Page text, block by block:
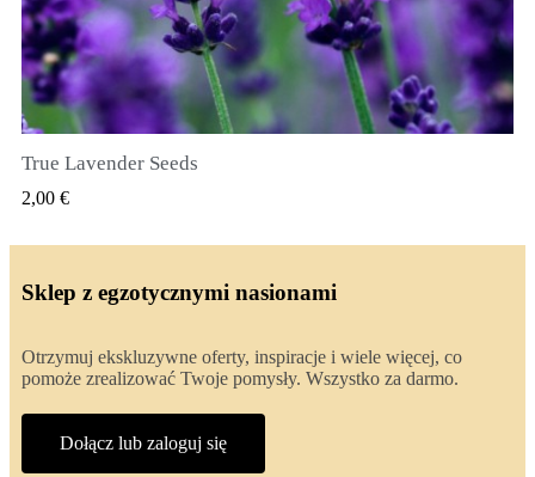
SZYBKI PODGLĄD
True Lavender Seeds
2,00 €
Sklep z egzotycznymi nasionami
Otrzymuj ekskluzywne oferty, inspiracje i wiele więcej, co
pomoże zrealizować Twoje pomysły. Wszystko za darmo.
Dołącz lub zaloguj się